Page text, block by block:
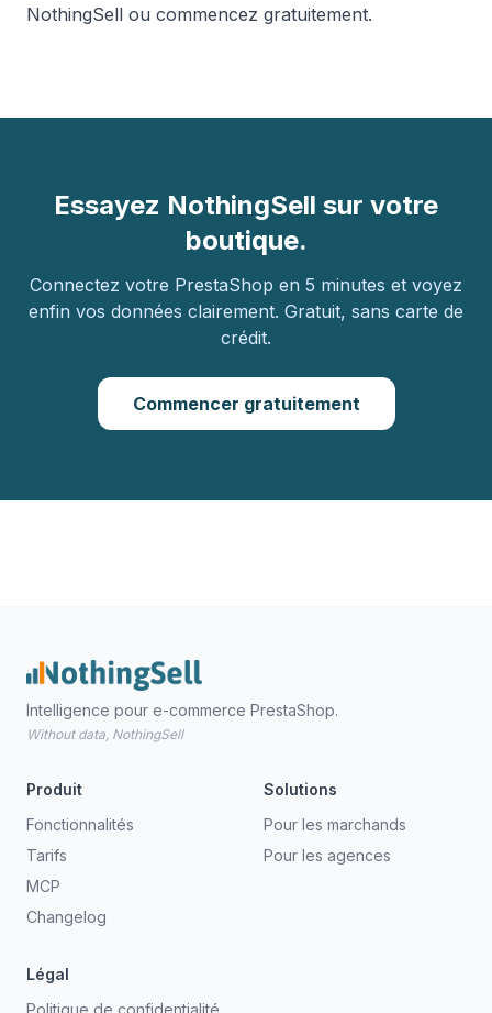
NothingSell ou commencez gratuitement.
Essayez NothingSell sur votre
boutique.
Connectez votre PrestaShop en 5 minutes et voyez
enfin vos données clairement. Gratuit, sans carte de
crédit.
Commencer gratuitement
Intelligence pour e-commerce PrestaShop.
Without data, NothingSell
Produit
Fonctionnalités
Tarifs
MCP
Changelog
Solutions
Pour les marchands
Pour les agences
Légal
Politique de confidentialité